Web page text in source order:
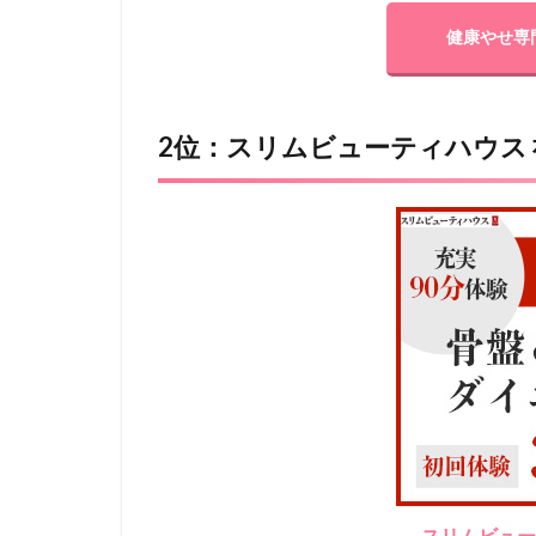
健康やせ専
2位：スリムビューティハウス